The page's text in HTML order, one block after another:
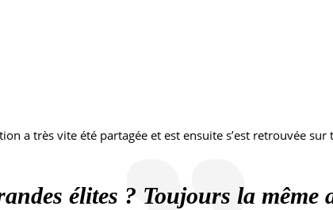
a très vite été partagée et est ensuite s’est retrouvée
élites ? Toujours la même